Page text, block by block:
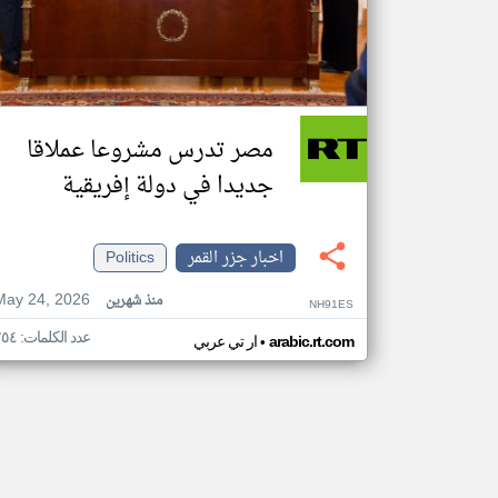
مصر تدرس مشروعا عملاقا
جديدا في دولة إفريقية
اخبار جزر القمر
Politics
24, 2026
منذ شهرين NH91ES
ار تي عربي• arabic.rt.com عدد الكلمات: ٢٥٤